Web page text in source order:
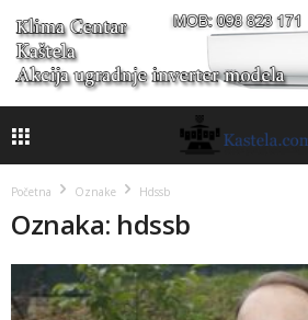
Početna Oznake Hdssb
Oznaka: hdssb